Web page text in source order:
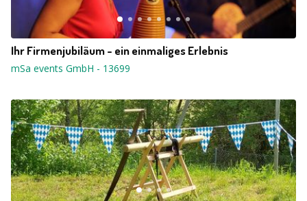
Ihr Firmenjubiläum - ein einmaliges Erlebnis
mSa events GmbH - 13699